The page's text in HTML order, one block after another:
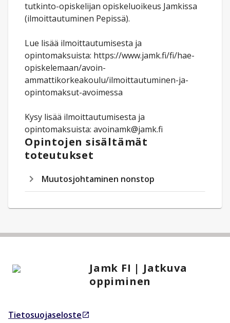
tutkinto-opiskelijan opiskeluoikeus Jamkissa
(ilmoittautuminen Pepissä).
Lue lisää ilmoittautumisesta ja
opintomaksuista: https://www.jamk.fi/fi/hae-
opiskelemaan/avoin-
ammattikorkeakoulu/ilmoittautuminen-ja-
opintomaksut-avoimessa
Kysy lisää ilmoittautumisesta ja
opintomaksuista: avoinamk@jamk.fi
Opintojen sisältämät
toteutukset
Muutosjohtaminen nonstop
Jamk FI | Jatkuva
oppiminen
Tietosuojaseloste
Avautuu uudessa välilehdessä